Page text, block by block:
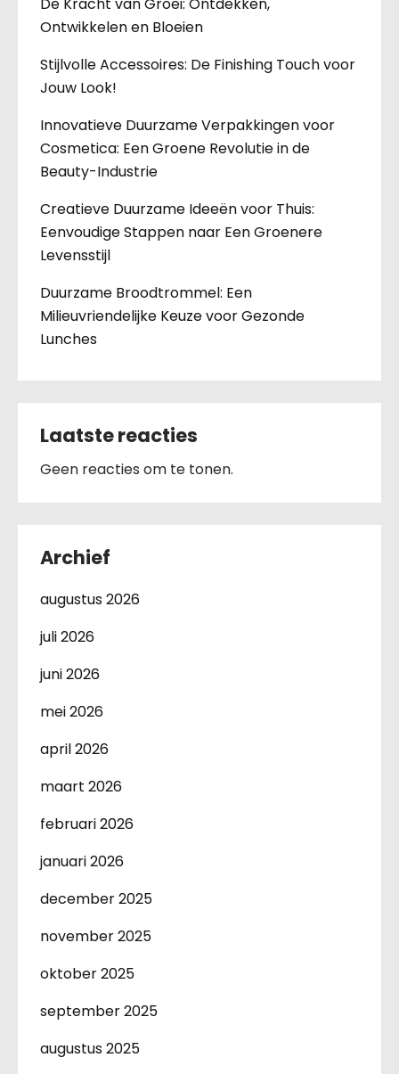
Ontwikkelen en Bloeien
Stijlvolle Accessoires: De Finishing Touch voor
Jouw Look!
Innovatieve Duurzame Verpakkingen voor
Cosmetica: Een Groene Revolutie in de
Beauty-Industrie
Creatieve Duurzame Ideeën voor Thuis:
Eenvoudige Stappen naar Een Groenere
Levensstijl
Duurzame Broodtrommel: Een
Milieuvriendelijke Keuze voor Gezonde
Lunches
Laatste reacties
Geen reacties om te tonen.
Archief
augustus 2026
juli 2026
juni 2026
mei 2026
april 2026
maart 2026
februari 2026
januari 2026
december 2025
november 2025
oktober 2025
september 2025
augustus 2025